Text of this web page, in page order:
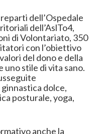
dell’Ospedale
dell’AslTo4,
di Volontariato, 350
con l’obiettivo
del dono e della
stile di vita sano.
dolce,
posturale, yoga,
anche la